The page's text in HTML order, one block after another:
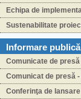
Echipa de
Sustenabilitate
Informare publică
Comunicate de presă
Comunicat de presă
Conferinţa de lansare